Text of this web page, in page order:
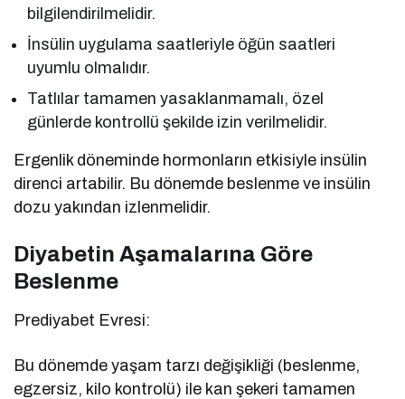
bilgilendirilmelidir.
İnsülin uygulama saatleriyle öğün saatleri
uyumlu olmalıdır.
Tatlılar tamamen yasaklanmamalı, özel
günlerde kontrollü şekilde izin verilmelidir.
Ergenlik döneminde hormonların etkisiyle insülin
direnci artabilir. Bu dönemde beslenme ve insülin
dozu yakından izlenmelidir.
Diyabetin Aşamalarına Göre
Beslenme
Prediyabet Evresi:
Bu dönemde yaşam tarzı değişikliği (beslenme,
egzersiz, kilo kontrolü) ile kan şekeri tamamen